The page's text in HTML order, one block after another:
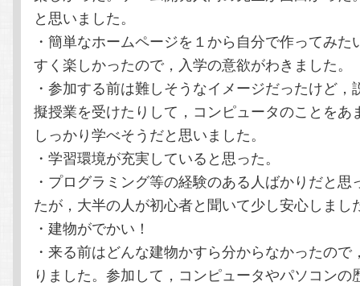
と思いました。
・簡単なホームページを１から自分で作ってみた
すく楽しかったので，入学の意欲がわきました。
・参加する前は難しそうなイメージだったけど，
擬授業を受けたりして，コンピュータのことをあ
しっかり学べそうだと思いました。
・学習環境が充実していると思った。
・プログラミング等の経験のある人ばかりだと思
たが，大半の人が初心者と聞いて少し安心しまし
・建物がでかい！
・来る前はどんな建物かすら分からなかったので
りました。参加して，コンピュータやパソコンの